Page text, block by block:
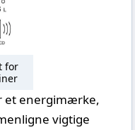
for
et energimærke,
vigtige